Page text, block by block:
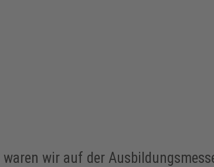
waren wir auf der